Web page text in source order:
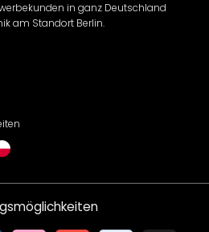
Zeichen
in ganz Deutschland
am Standort Berlin.